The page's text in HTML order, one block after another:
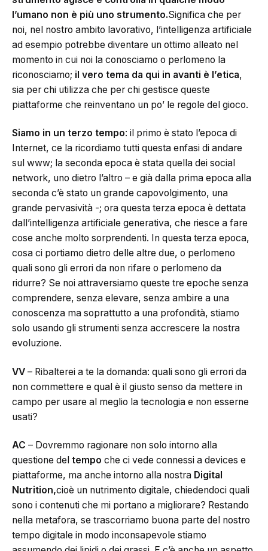
l’umano non è più uno strumento.Significa che per
noi, nel nostro ambito lavorativo, l’intelligenza artificiale
ad esempio potrebbe diventare un ottimo alleato nel
momento in cui noi la conosciamo o perlomeno la
riconosciamo; il vero tema da qui in avanti è l’etica,
sia per chi utilizza che per chi gestisce queste
piattaforme che reinventano un po’ le regole del gioco.
Siamo in un terzo tempo: il primo è stato l’epoca di
Internet, ce la ricordiamo tutti questa enfasi di andare
sul www; la seconda epoca è stata quella dei social
network, uno dietro l’altro – e già dalla prima epoca alla
seconda c’è stato un grande capovolgimento, una
grande pervasività -; ora questa terza epoca è dettata
dall’intelligenza artificiale generativa, che riesce a fare
cose anche molto sorprendenti. In questa terza epoca,
cosa ci portiamo dietro delle altre due, o perlomeno
quali sono gli errori da non rifare o perlomeno da
ridurre? Se noi attraversiamo queste tre epoche senza
comprendere, senza elevare, senza ambire a una
conoscenza ma soprattutto a una profondità, stiamo
solo usando gli strumenti senza accrescere la nostra
evoluzione.
VV – Ribalterei a te la domanda: quali sono gli errori da
non commettere e qual è il giusto senso da mettere in
campo per usare al meglio la tecnologia e non esserne
usati?
AC – Dovremmo ragionare non solo intorno alla
questione del tempo che ci vede connessi a devices e
piattaforme, ma anche intorno alla nostra Digital
Nutrition,cioè un nutrimento digitale, chiedendoci quali
sono i contenuti che mi portano a migliorare? Restando
nella metafora, se trascorriamo buona parte del nostro
tempo digitale in modo inconsapevole stiamo